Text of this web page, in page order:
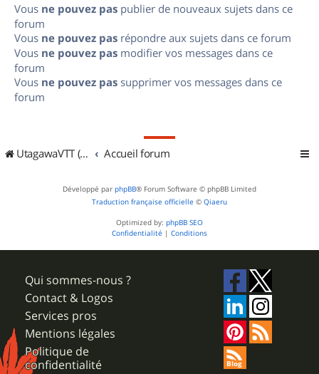
Vous ne pouvez pas publier de nouveaux sujets dans ce
forum
Vous ne pouvez pas répondre aux sujets dans ce forum
Vous ne pouvez pas modifier vos messages dans ce
forum
Vous ne pouvez pas supprimer vos messages dans ce
forum
UtagawaVTT (Randos VTT et VTTAE avec traces GPS) Accueil forum
Développé par phpBB® Forum Software © phpBB Limited
Traduction française officielle © Qiaeru
Optimized by: phpBB SEO
Confidentialité | Conditions
Qui sommes-nous ?
Contact & Logos
Services pros
Mentions légales
Politique de
confidentialité